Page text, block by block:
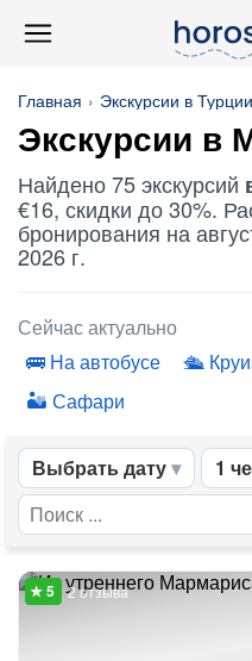
Главная Экскурсии в Турции
Экскурсии в
Найдено 75 экскурсий
€16, скидки до 30%.
бронирования на
2026 г.
Сейчас актуально
На автобусе
Сафари
Выбрать дату 1
2 отзыва